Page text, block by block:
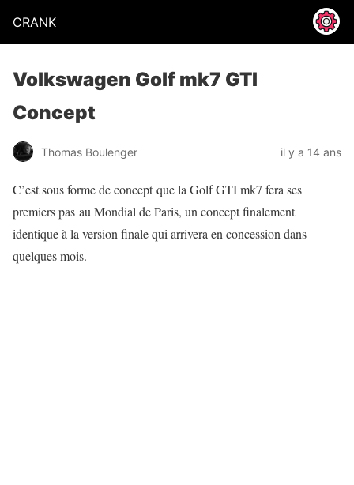
CRANK
Volkswagen Golf mk7 GTI
Concept
Thomas Boulenger il y a 14 ans
C’est sous forme de concept que la Golf GTI mk7 fera ses
premiers pas au Mondial de Paris, un concept finalement
identique à la version finale qui arrivera en concession dans
quelques mois.